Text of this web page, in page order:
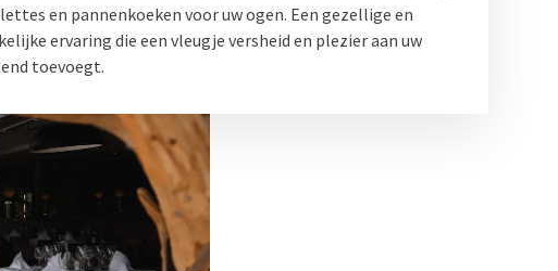
en pannenkoeken voor uw ogen. Een gezellige en
ervaring die een vleugje versheid en plezier aan uw
toevoegt.